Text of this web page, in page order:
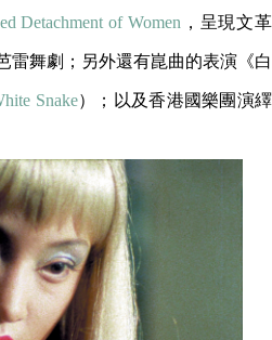
Detachment of Women ，呈現文革
雷舞劇；另外還有崑曲的表演《白
Snake）；以及香港國樂團演繹